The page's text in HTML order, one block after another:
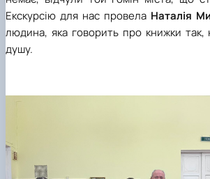
Екскурсію для нас провела Наталія
людина, яка говорить про книжки так,
душу.